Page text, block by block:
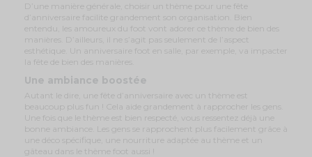
D’une manière générale, choisir un thème pour une fête
d’anniversaire facilite grandement son organisation. Bien
entendu, les amoureux du foot vont adorer ce thème de bien des
manières. D’ailleurs, il ne s’agit pas seulement de l’aspect
esthétique. Un anniversaire foot en salle, par exemple, va impacter
la fête de bien des manières.
Une ambiance boostée
Autant le dire, une fête d’anniversaire avec un thème est
beaucoup plus fun ! Cela aide grandement à rapprocher les gens.
Une fois que le thème est bien respecté, vous ressentez déjà une
bonne ambiance. Les gens se rapprochent plus facilement grâce à
une déco spécifique, une nourriture adaptée au thème et un
gâteau dans le thème foot aussi !